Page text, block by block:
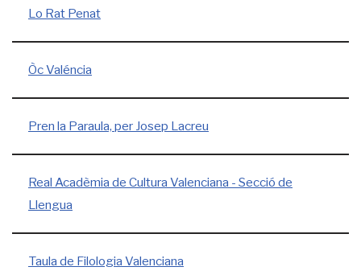
Lo Rat Penat
Òc Valéncia
Pren la Paraula, per Josep Lacreu
Real Acadèmia de Cultura Valenciana - Secció de
Llengua
Taula de Filologia Valenciana